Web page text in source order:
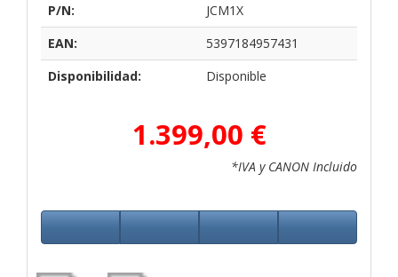
P/N:
JCM1X
EAN:
5397184957431
Disponibilidad:
Disponible
1.399,00 €
*IVA y CANON Incluido